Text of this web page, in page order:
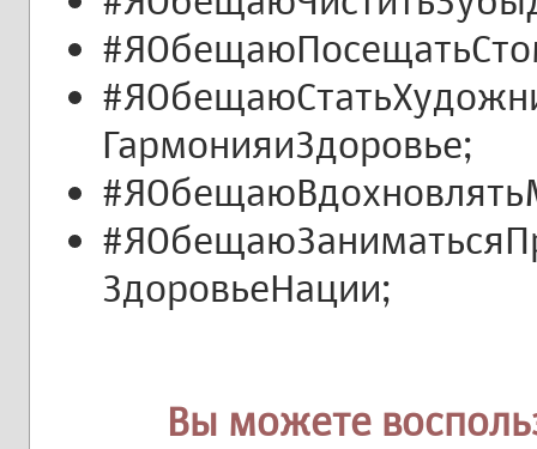
ГармонияиЗдоровье;
ЗдоровьеНации;
Вы можете